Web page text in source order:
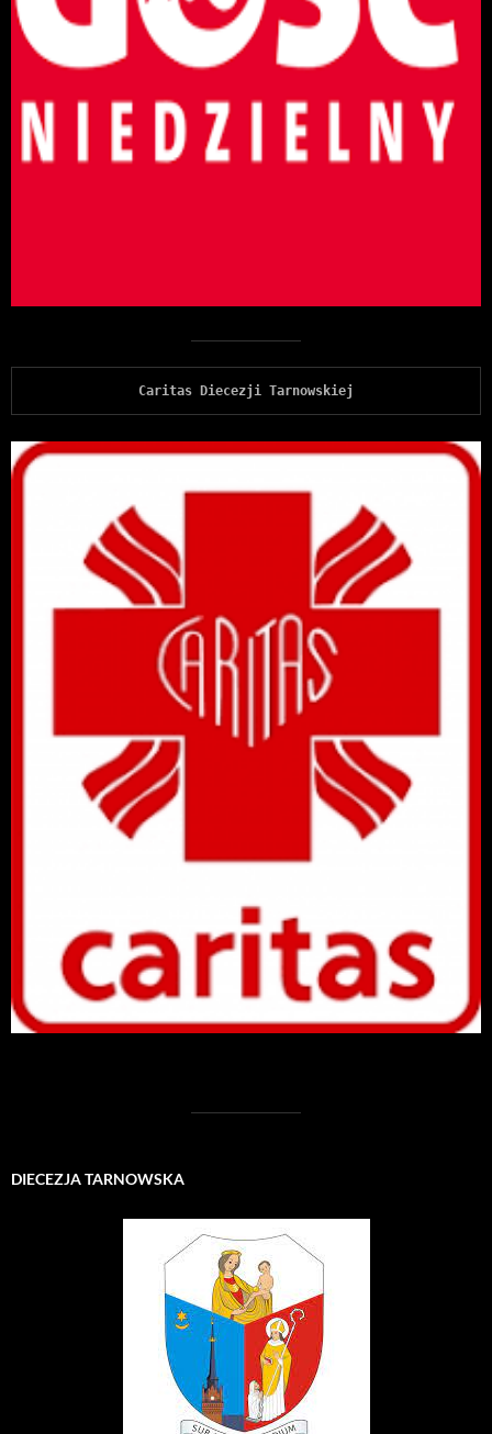
Caritas Diecezji Tarnowskiej
DIECEZJA TARNOWSKA